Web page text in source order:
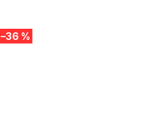
–36 %